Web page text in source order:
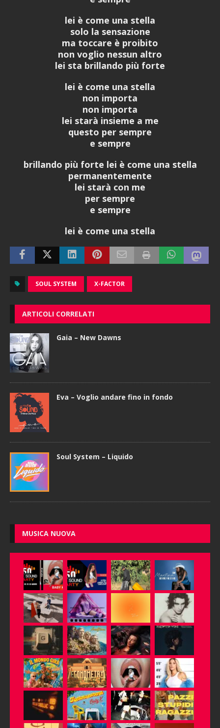
lei è come una stella
solo la sensazione
ma toccare è proibito
non voglio nessun altro
lei sta brillando più forte
lei è come una stella
non importa
non importa
lei starà insieme a me
questo per sempre
e sempre
brillando più forte lei è come una stella
permanentemente
lei starà con me
per sempre
e sempre
lei è come una stella
SOUL SYSTEM X-FACTOR
ARTICOLI CORRELATI
Gaia – New Dawns
Eva – Voglio andare fino in fondo
Soul System – Liquido
MUSICA NUOVA